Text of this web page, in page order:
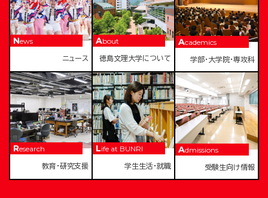
News
ニュース
About
徳島文理大学について
Academics
学部・大学院・専攻科
Research
教育・研究支援
Life at BUNRI
学生生活・就職
Admissions
受験生向け情報